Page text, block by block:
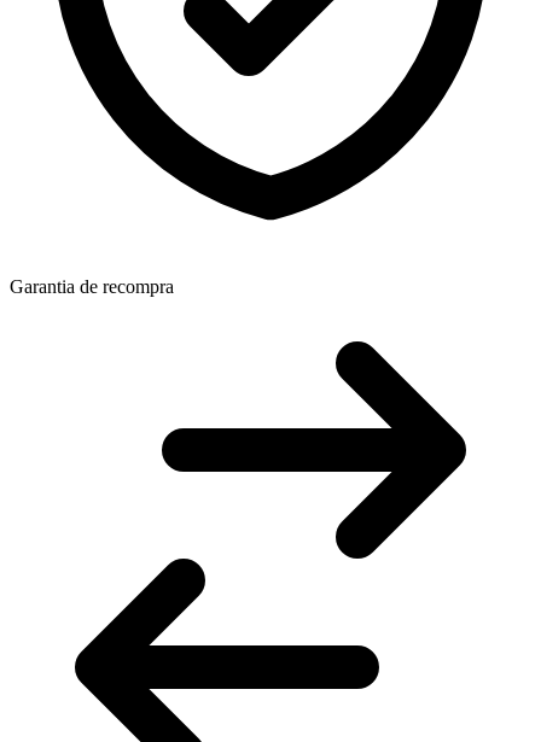
Garantia de recompra